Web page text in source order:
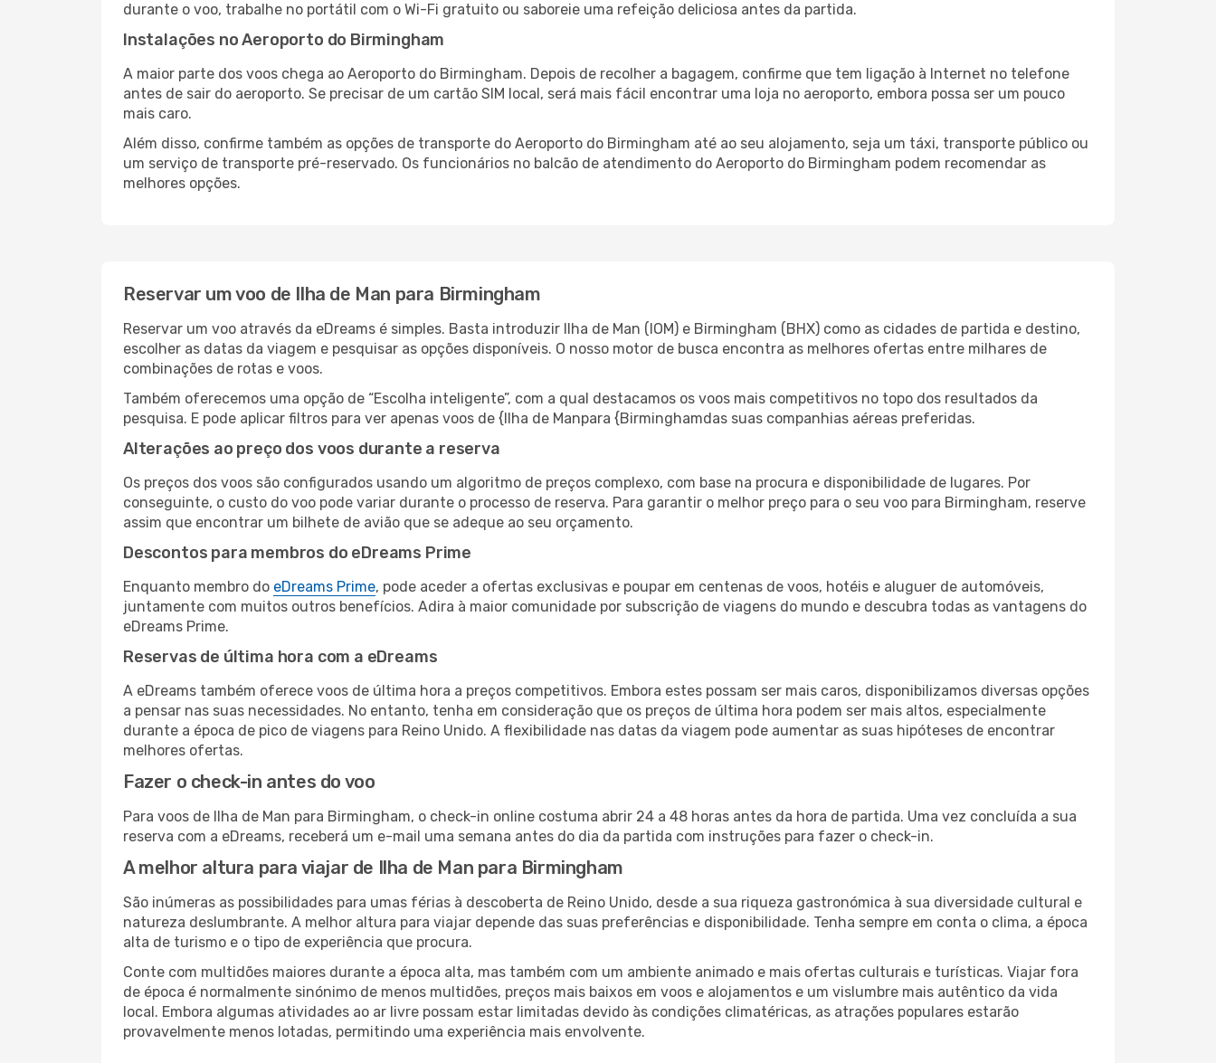
durante o voo, trabalhe no portátil com o Wi-Fi gratuito ou saboreie uma refeição deliciosa antes da partida.
Instalações no Aeroporto do Birmingham
A maior parte dos voos chega ao Aeroporto do Birmingham. Depois de recolher a bagagem, confirme que tem ligação à Internet no telefone
antes de sair do aeroporto. Se precisar de um cartão SIM local, será mais fácil encontrar uma loja no aeroporto, embora possa ser um pouco
mais caro.
Além disso, confirme também as opções de transporte do Aeroporto do Birmingham até ao seu alojamento, seja um táxi, transporte público ou
um serviço de transporte pré-reservado. Os funcionários no balcão de atendimento do Aeroporto do Birmingham podem recomendar as
melhores opções.
Reservar um voo de Ilha de Man para Birmingham
Reservar um voo através da eDreams é simples. Basta introduzir Ilha de Man (IOM) e Birmingham (BHX) como as cidades de partida e destino,
escolher as datas da viagem e pesquisar as opções disponíveis. O nosso motor de busca encontra as melhores ofertas entre milhares de
combinações de rotas e voos.
Também oferecemos uma opção de “Escolha inteligente”, com a qual destacamos os voos mais competitivos no topo dos resultados da
pesquisa. E pode aplicar filtros para ver apenas voos de {Ilha de Manpara {Birminghamdas suas companhias aéreas preferidas.
Alterações ao preço dos voos durante a reserva
Os preços dos voos são configurados usando um algoritmo de preços complexo, com base na procura e disponibilidade de lugares. Por
conseguinte, o custo do voo pode variar durante o processo de reserva. Para garantir o melhor preço para o seu voo para Birmingham, reserve
assim que encontrar um bilhete de avião que se adeque ao seu orçamento.
Descontos para membros do eDreams Prime
Enquanto membro do eDreams Prime, pode aceder a ofertas exclusivas e poupar em centenas de voos, hotéis e aluguer de automóveis,
juntamente com muitos outros benefícios. Adira à maior comunidade por subscrição de viagens do mundo e descubra todas as vantagens do
eDreams Prime.
Reservas de última hora com a eDreams
A eDreams também oferece voos de última hora a preços competitivos. Embora estes possam ser mais caros, disponibilizamos diversas opções
a pensar nas suas necessidades. No entanto, tenha em consideração que os preços de última hora podem ser mais altos, especialmente
durante a época de pico de viagens para Reino Unido. A flexibilidade nas datas da viagem pode aumentar as suas hipóteses de encontrar
melhores ofertas.
Fazer o check-in antes do voo
Para voos de Ilha de Man para Birmingham, o check-in online costuma abrir 24 a 48 horas antes da hora de partida. Uma vez concluída a sua
reserva com a eDreams, receberá um e-mail uma semana antes do dia da partida com instruções para fazer o check-in.
A melhor altura para viajar de Ilha de Man para Birmingham
São inúmeras as possibilidades para umas férias à descoberta de Reino Unido, desde a sua riqueza gastronómica à sua diversidade cultural e
natureza deslumbrante. A melhor altura para viajar depende das suas preferências e disponibilidade. Tenha sempre em conta o clima, a época
alta de turismo e o tipo de experiência que procura.
Conte com multidões maiores durante a época alta, mas também com um ambiente animado e mais ofertas culturais e turísticas. Viajar fora
de época é normalmente sinónimo de menos multidões, preços mais baixos em voos e alojamentos e um vislumbre mais autêntico da vida
local. Embora algumas atividades ao ar livre possam estar limitadas devido às condições climatéricas, as atrações populares estarão
provavelmente menos lotadas, permitindo uma experiência mais envolvente.